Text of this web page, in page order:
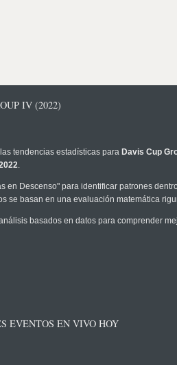
IV (2022)
tendencias estadísticas para Davis Cup
.
en Descenso" para identificar patrones
se basan en una evaluación matemática
basados en datos para comprender
EVENTOS EN VIVO HOY